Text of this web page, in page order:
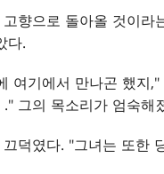
향으로 돌아올 것이
다.
여기에서 만나곤 했지
." 그의 목소리가 엄숙해
덕였다. "그녀는 또한